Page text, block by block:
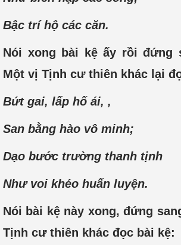
Bậc trí hộ các căn.
Nói xong bài kệ ấy rồi đứng
Một vị Tịnh cư thiên khác lại
Bứt gai, lấp hố ái, ,
San bằng hào vô minh;
Dạo bước trường thanh tịnh
Như voi khéo huấn luyện.
Nói bài kệ này xong, đứng
Tịnh cư thiên khác đọc bài kệ: